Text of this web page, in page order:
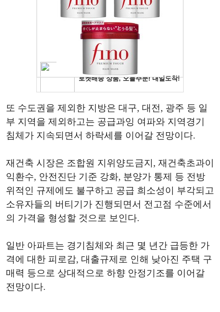
또 수도권을 제외한 지방은 대구, 대전, 광주 등 일
부 지역을 제외하고는 공급과잉 여파와 지역경기
침체가 지속되면서 하락세를 이어갈 전망이다.
재건축 시장은 조합원 지위양도금지, 재건축초과이
익환수, 안전진단 기준 강화, 분양가 통제 등 전방
위적인 규제에도 불구하고 공급 희소성이 부각되고
소유자들의 버티기가 진행되면서 전고점 수준에서
의 가격을 형성할 것으로 보인다.
일반 아파트는 경기침체와 최근 몇 년간 급등한 가
격에 대한 피로감, 대출규제로 인해 낮아진 주택 구
매력 등으로 상대적으로 하향 안정기조를 이어갈
전망이다.